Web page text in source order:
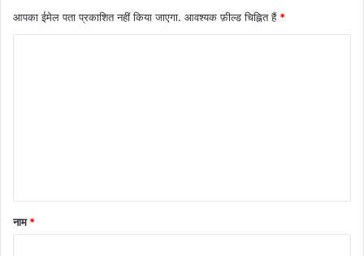
आपका ईमेल पता प्रकाशित नहीं किया जाएगा. आवश्यक फ़ील्ड चिह्नित हैं *
नाम*